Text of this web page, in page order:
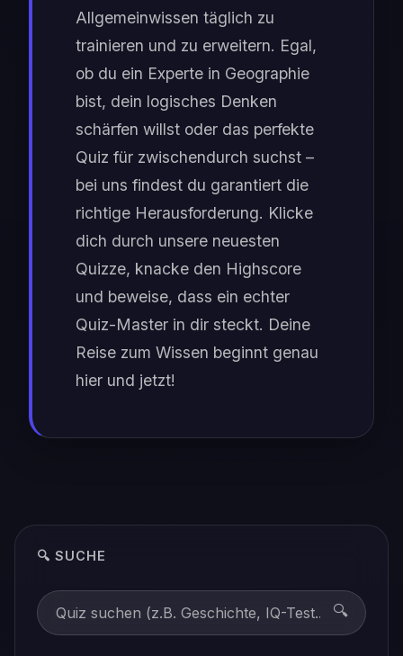
Allgemeinwissen täglich zu
trainieren und zu erweitern. Egal,
ob du ein Experte in Geographie
bist, dein logisches Denken
schärfen willst oder das perfekte
Quiz für zwischendurch suchst –
bei uns findest du garantiert die
richtige Herausforderung. Klicke
dich durch unsere neuesten
Quizze, knacke den Highscore
und beweise, dass ein echter
Quiz-Master in dir steckt. Deine
Reise zum Wissen beginnt genau
hier und jetzt!
🔍 SUCHE
🔍